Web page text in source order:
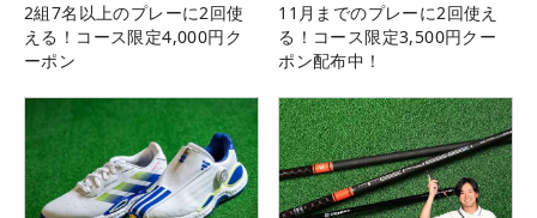
2組7名以上のプレーに2回使
える！コース限定4,000円ク
ーポン
11月までのプレーに2回使え
る！コース限定3,500円クー
ポン配布中！